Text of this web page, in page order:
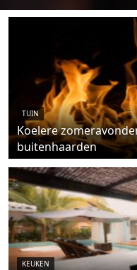
TUIN
Koelere
buitenhaarden
KEUKEN